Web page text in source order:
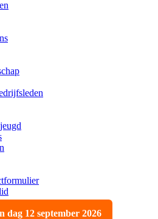
dag 12 september 2026